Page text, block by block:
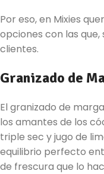
Por eso, en Mixies
opciones con las
clientes.
Granizado de
El granizado de
los amantes de los
triple sec y jugo de
equilibrio perfecto
de frescura que lo